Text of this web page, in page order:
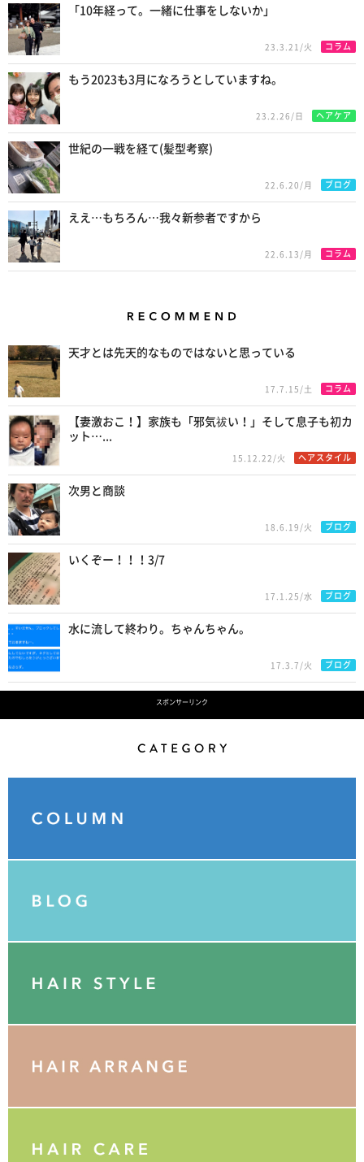
「10年経って。一緒に仕事をしないか」
23.3.21/火 コラム
もう2023も3月になろうとしていますね。
23.2.26/日 ヘアケア
世紀の一戦を経て(髪型考察)
22.6.20/月 ブログ
ええ…もちろん…我々新参者ですから
22.6.13/月 コラム
天才とは先天的なものではないと思っている
17.7.15/土 コラム
【妻激おこ！】家族も「邪気祓い！」そして息子も初カ
ット…...
15.12.22/火 ヘアスタイル
次男と商談
18.6.19/火 ブログ
いくぞー！！！3/7
17.1.25/水 ブログ
水に流して終わり。ちゃんちゃん。
17.3.7/火 ブログ
スポンサーリンク